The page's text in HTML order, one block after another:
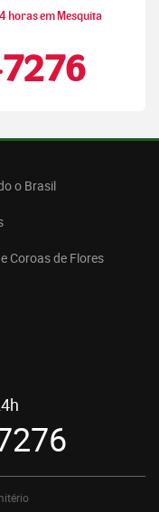
horas em Mesquita
o Brasil
Coroas de Flores